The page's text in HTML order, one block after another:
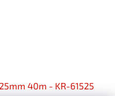
40m - KR-61525